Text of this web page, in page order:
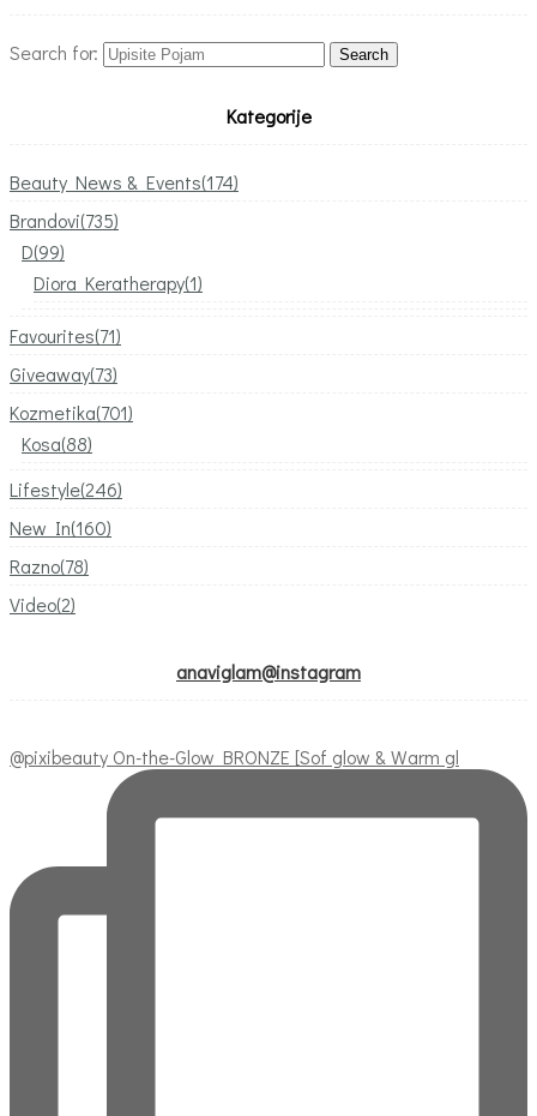
Search for:
Kategorije
Beauty News & Events(174)
Brandovi(735)
D(99)
Diora Keratherapy(1)
Favourites(71)
Giveaway(73)
Kozmetika(701)
Kosa(88)
Lifestyle(246)
New In(160)
Razno(78)
Video(2)
anaviglam@instagram
@pixibeauty On-the-Glow BRONZE [Sof glow & Warm gl